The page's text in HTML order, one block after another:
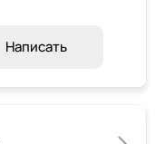
Написать